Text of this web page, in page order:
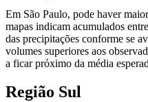
Em São Paulo, pode haver
mapas indicam acumulados
das precipitações conforme se
volumes superiores aos
a ficar próximo da média
Região Sul